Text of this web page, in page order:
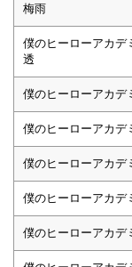
梅雨
僕のヒーローアカデ
透
僕のヒーローアカデ
僕のヒーローアカデ
僕のヒーローアカ
僕のヒーローアカ
僕のヒーローアカデ